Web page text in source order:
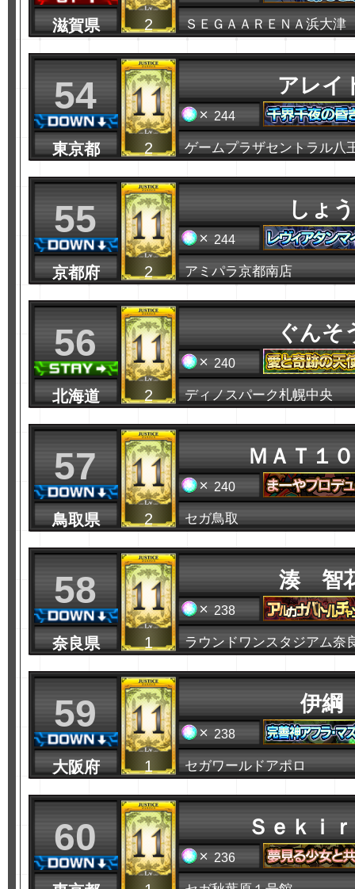
滋賀県 2 ＳＥＧＡＡＲＥＮＡ浜大津
54
東京都 2
アレイ
244
ゲームプラザセントラル八
55
京都府 2
しょう
244
アミパラ京都南店
56
北海道 2
ぐんそ
240
ディノスパーク札幌中央
57
鳥取県 2
ＭＡＴ１
240
セガ鳥取
58
奈良県 1
湊 智
238
ラウンドワンスタジアム奈
59
大阪府 1
伊綱
238
セガワールドアポロ
60 Ｓｅｋｉ
236